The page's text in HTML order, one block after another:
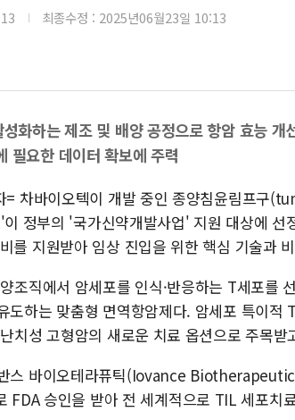
[AI MY 뉴스]
뉴욕증시 프리
[사진] 이슬람
보훈부, 미
트럼프 "금리
특정 정치인 측
李 "해남 태양
최종수정 : 2025년06월23일 10:13
화하는 제조 및 배양 공정으로 항암 효능 개
필요한 데이터 확보에 주력
= 차바이오텍이 개발 중인 종양침윤림프
정부의 '국가신약개발사업' 지원 대상에 선
를 지원받아 임상 진입을 위한 핵심 기술과
조직에서 암세포를 인식·반응하는 T세포를
도하는 맞춤형 면역항암제다. 암세포 특이적
치성 고형암의 새로운 치료 옵션으로 주목받
스 바이오테라퓨틱(Iovance
FDA 승인을 받아 전 세계적으로 TIL 세포치